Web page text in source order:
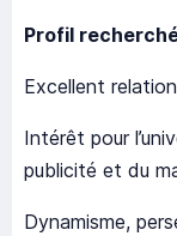
Profil
Excellent
Intérêt pour
publicité et du
Dynamisme,